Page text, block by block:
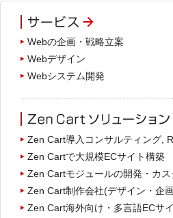
Webの企画・戦略立案
Webデザイン
Webシステム開発
Zen Cart導入コンサルティング,
Zen Cartで大規模ECサイト構築
Zen Cartモジュールの開発・カ
Zen Cart制作会社(デザイン・企
Zen Cart海外向け・多言語ECサ